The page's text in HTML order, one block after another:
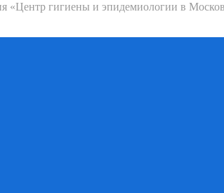
«Центр гигиены и эпидемиологии в